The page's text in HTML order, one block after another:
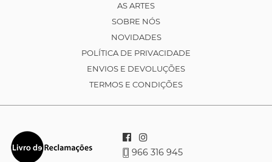
AS ARTES
SOBRE NÓS
NOVIDADES
POLÍTICA DE PRIVACIDADE
ENVIOS E DEVOLUÇÕES
TERMOS E CONDIÇÕES
966 316 945